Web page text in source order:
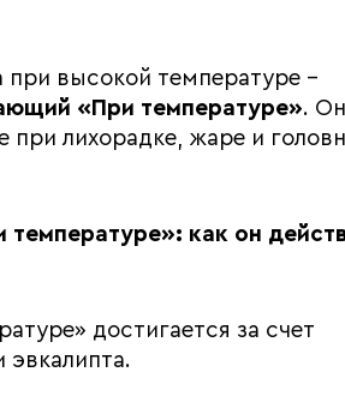
при высокой температуре –
«При температуре». Он
при лихорадке, жаре и
как он
достигается за счет